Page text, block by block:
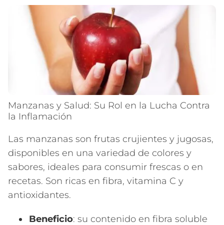
Manzanas y Salud: Su Rol en la Lucha Contra
la Inflamación
Las manzanas son frutas crujientes y jugosas,
disponibles en una variedad de colores y
sabores, ideales para consumir frescas o en
recetas. Son ricas en fibra, vitamina C y
antioxidantes.
Beneficio: su contenido en fibra soluble